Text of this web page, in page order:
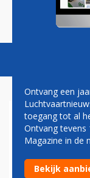
Magazine
AIRBUS
Ontvang een
toegang tot al
Ontvang tevens
Magazine in de
Bekijk